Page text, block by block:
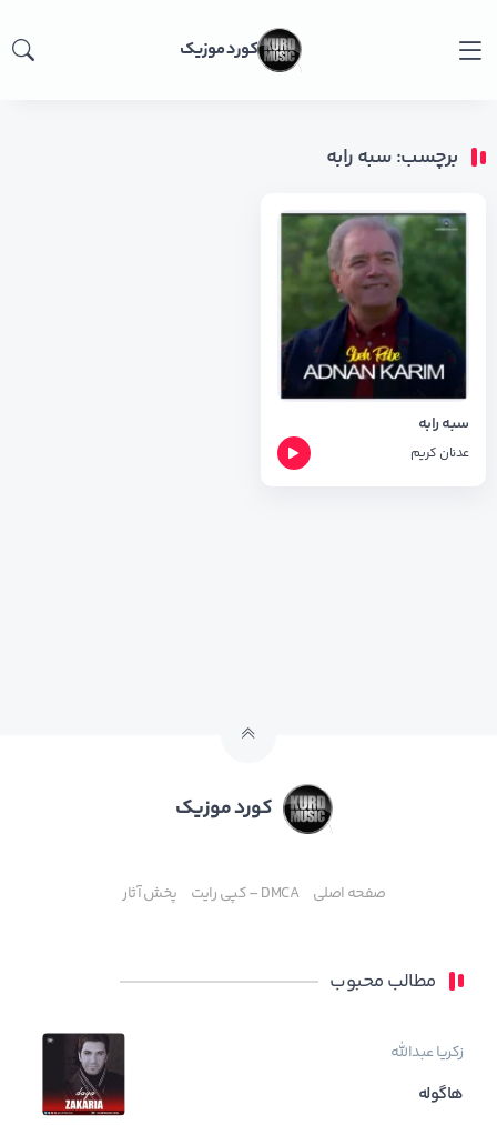
کورد موزیک
برچسب: سبه رابه
سبه رابه
عدنان کریم
کورد موزیک
صفحه اصلی DMCA – کپی رایت پخش آثار
مطالب محبوب
زکریا عبدالله
هاگوله